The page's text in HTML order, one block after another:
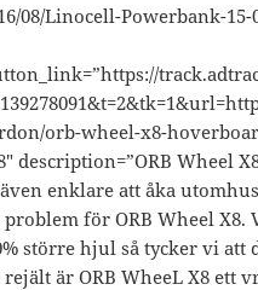
08/Linocell-Powerbank-15-
orb-wheel-x8-
description=”ORB Wheel
enklare att åka
för ORB Wheel X8.
större hjul så tycker vi
är ORB WheeL X8 ett